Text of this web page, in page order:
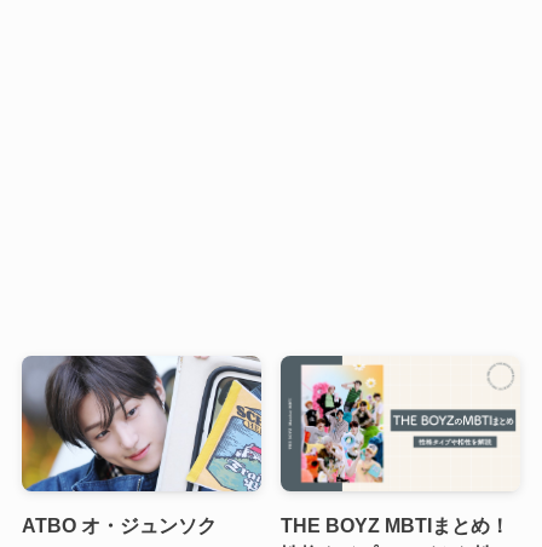
ATBO オ・ジュンソク
THE BOYZ MBTIまとめ！